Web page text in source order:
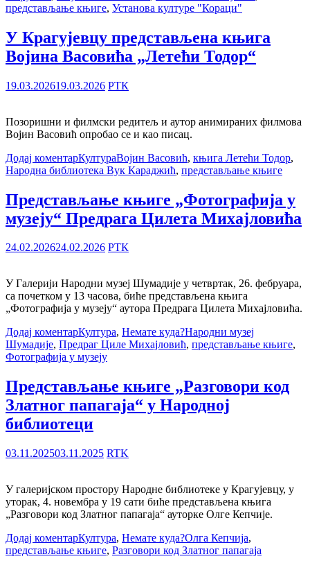
представљање књиге, Установа културе "Кораци"
У Крагујевцу представљена књига
Војина Васовића „Летећи Тодор“
19.03.202619.03.2026 РТК
Позоришни и филмски редитељ и аутор анимираних филмова
Војин Васовић опробао се и као писац.
Додај коментарКултураВојин Васовић, књига Летећи Тодор,
Народна библиотека Вук Караджић, представљање књиге
Представљање књиге „Фотографија у
музеју“ Предрага Цилета Михајловића
24.02.202624.02.2026 РТК
У Галерији Народни музеј Шумадије у четвртак, 26. фебруара,
са почетком у 13 часова, биће представљена књига
„Фотографија у музеју“ аутора Предрага Цилета Михајловића.
Додај коментарКултура, Немате куда?Народни музеј
Шумадије, Предраг Циле Михајловић, представљање књиге,
Фотографија у музеју
Представљање књиге „Разговори код
Златног папагаја“ у Народној
библиотеци
03.11.202503.11.2025 RTK
У галеријском простору Народне библиотеке у Крагујевцу, у
уторак, 4. новембра у 19 сати биће представљена књига
„Разговори код Златног папагаја“ ауторке Олге Кепчије.
Додај коментарКултура, Немате куда?Олга Кепчија,
представљање књиге, Разговори код Златног папагаја